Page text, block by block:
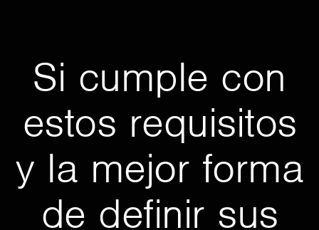
Si cumple con
estos requisitos
y la mejor forma
de definir sus